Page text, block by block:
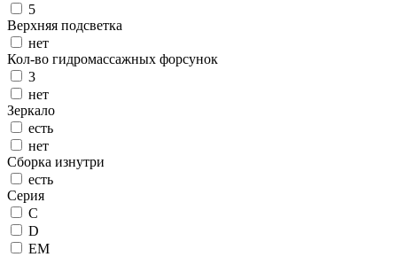
5
Верхняя подсветка
нет
Кол-во гидромассажных форсунок
3
нет
Зеркало
есть
нет
Сборка изнутри
есть
Серия
C
D
EM